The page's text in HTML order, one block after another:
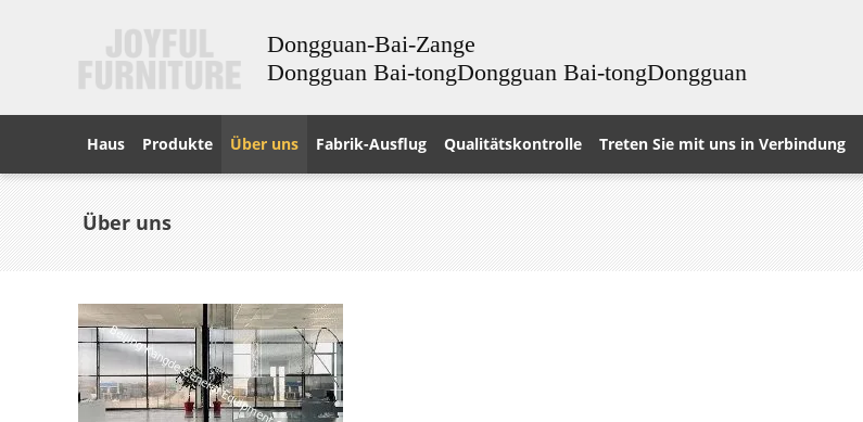
Dongguan-Bai-Zange
Dongguan Bai-tongDongguan Bai-tongDongguan
Haus Produkte Über uns Fabrik-Ausflug Qualitätskontrolle Treten Sie mit uns in Verbindung
Über uns